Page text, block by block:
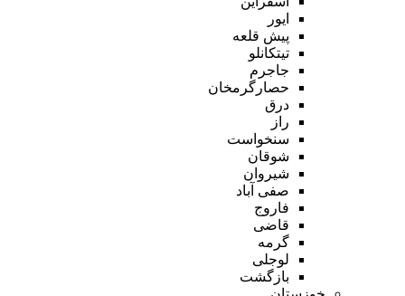
ایور
پیش قلعه
تیتکانلو
جاجرم
حصارگرمخان
درق
راز
سنخواست
شوقان
شیروان
صفی آباد
فاروج
قاضی
گرمه
لوجلی
بازگشت